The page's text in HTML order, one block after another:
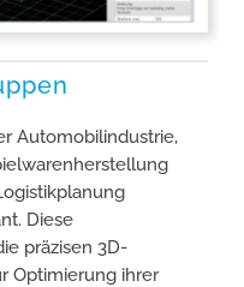
Automobilindustrie,
Diese
präzisen 3D-
Optimierung ihrer